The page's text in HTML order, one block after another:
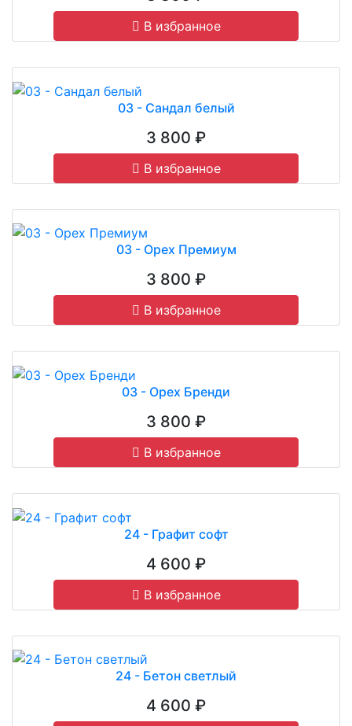
В избранное
03 - Сандал белый
3 800 ₽
В избранное
03 - Орех Премиум
3 800 ₽
В избранное
03 - Орех Бренди
3 800 ₽
В избранное
24 - Графит софт
4 600 ₽
В избранное
24 - Бетон светлый
4 600 ₽